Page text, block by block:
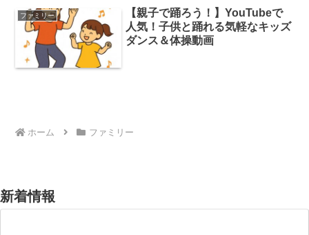
ファミリー
【親子で踊ろう！】YouTubeで
人気！子供と踊れる気軽なキッズ
ダンス＆体操動画
ホーム ファミリー
新着情報